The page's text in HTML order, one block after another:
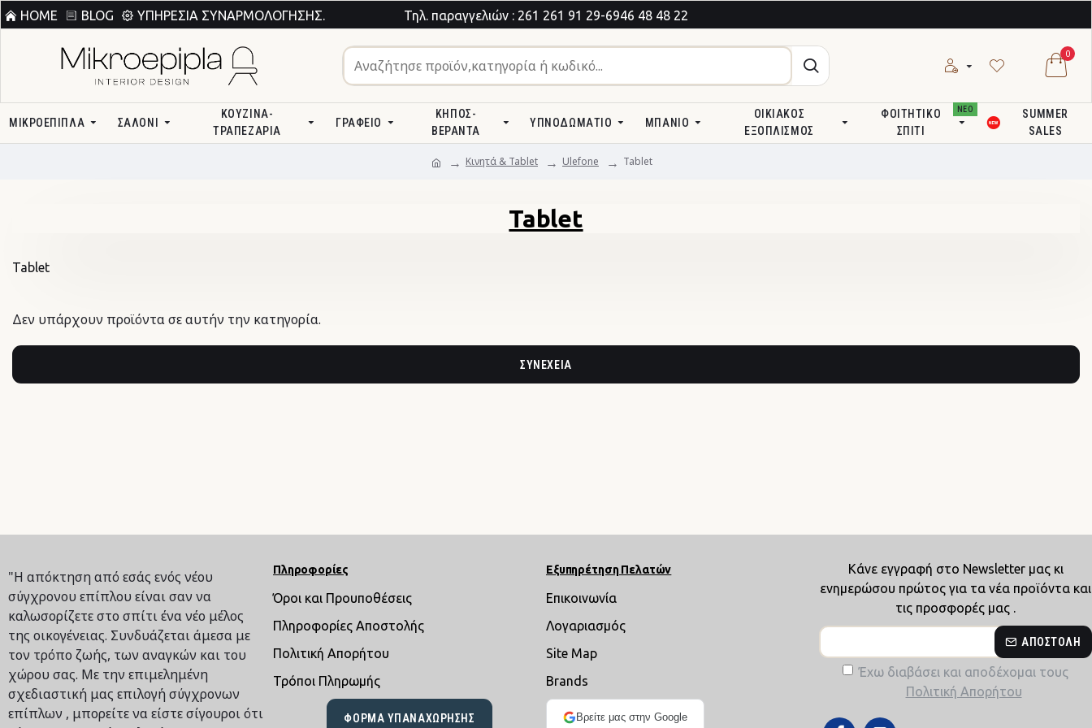
HOME BLOG ΥΠΗΡΕΣΊΑ ΣΥΝΑΡΜΟΛΌΓΗΣΗΣ. Τηλ. παραγγελιών : 261 261 91 29-6946 48 48 22
0
ΜΙΚΡΟΕΠΙΠΛΑ ΣΑΛΌΝΙ
ΚΟΥΖΊΝΑ-
ΤΡΑΠΕΖΑΡΊΑ
ΓΡΑΦΕΊΟ
ΚΉΠΟΣ-
ΒΕΡΆΝΤΑ
ΥΠΝΟΔΩΜΆΤΙΟ ΜΠΆΝΙΟ
ΟΙΚΙΑΚΌΣ
ΕΞΟΠΛΙΣΜΌΣ
ΦΟΙΤΗΤΙΚΌ
ΣΠΊΤΙ
ΝΕΟ
SUMMER
SALES
Κινητά & Tablet Ulefone Tablet
Tablet
Tablet
Δεν υπάρχουν προϊόντα σε αυτήν την κατηγορία.
ΣΥΝΈΧΕΙΑ
"Η απόκτηση από εσάς ενός νέου
σύγχρονου επίπλου είναι σαν να
καλωσορίζετε στο σπίτι ένα νέο μέλος
της οικογένειας. Συνδυάζεται άμεσα με
τον τρόπο ζωής, των αναγκών και του
χώρου σας. Με την επιμελημένη
σχεδιαστική μας επιλογή σύγχρονων
επίπλων , μπορείτε να είστε σίγουροι ότι
Πληροφορίες
Όροι και Προυποθέσεις
Πληροφορίες Αποστολής
Πολιτική Απορήτου
Τρόποι Πληρωμής
ΦΌΡΜΑ ΥΠΑΝΑΧΏΡΗΣΗΣ
Εξυπηρέτηση Πελατών
Επικοινωνία
Λογαριασμός
Site Map
Brands
Βρείτε μας στην Google
Κάνε εγγραφή στο Newsletter μας κι
ενημερώσου πρώτος για τα νέα προϊόντα και
τις προσφορές μας .
ΑΠΟΣΤΟΛΉ
Έχω διαβάσει και αποδέχομαι τους
Πολιτική Απορήτου